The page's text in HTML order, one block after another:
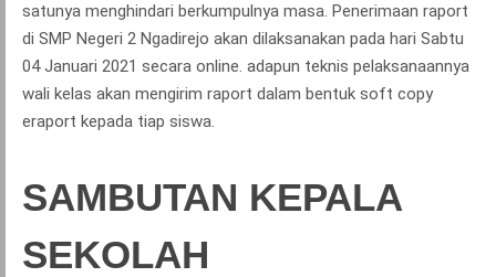
satunya menghindari berkumpulnya masa. Penerimaan raport
di SMP Negeri 2 Ngadirejo akan dilaksanakan pada hari Sabtu
04 Januari 2021 secara online. adapun teknis pelaksanaannya
wali kelas akan mengirim raport dalam bentuk soft copy
eraport kepada tiap siswa.
SAMBUTAN KEPALA
SEKOLAH